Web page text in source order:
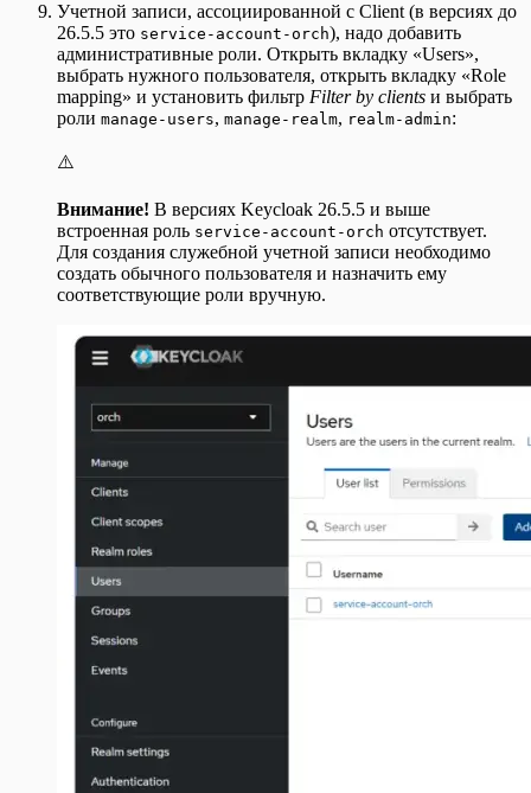
Учетной записи, ассоциированной с Client (в версиях до
26.5.5 это service-account-orch), надо добавить
административные роли. Открыть вкладку «Users»,
выбрать нужного пользователя, открыть вкладку «Role
mapping» и установить фильтр Filter by clients и выбрать
роли manage-users, manage-realm, realm-admin:
⚠️
Внимание! В версиях Keycloak 26.5.5 и выше
встроенная роль service-account-orch отсутствует.
Для создания служебной учетной записи необходимо
создать обычного пользователя и назначить ему
соответствующие роли вручную.